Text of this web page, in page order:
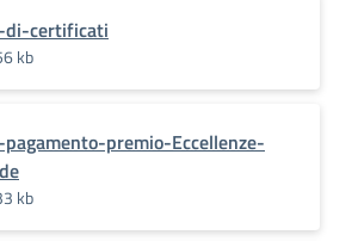
di-certificati
kb
premio-Eccellenze-
kb